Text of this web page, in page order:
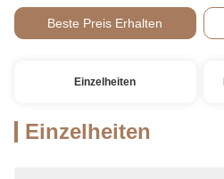
Beste Preis Erhalten
Einzelheiten
Einzelheiten